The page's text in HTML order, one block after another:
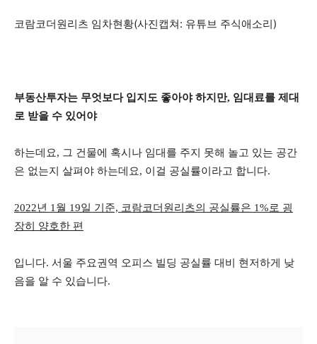
코람코더원리츠 임차현황(사진캡쳐: 유튜브 주식애소리)
부동산투자는 무엇보다 입지도 좋아야 하지만, 임대료를 제대
로 받을 수 있어야
하는데요, 그 건물에 혹시나 임대를 주지 못해 놀고 있는 공간
은 없는지 살펴야 하는데요, 이걸 공실률이라고 합니다.
2022년 1월 19일 기준, 코람코더원리츠의 공실률은 1%로 굉
장히 양호한 편
입니다. 서울 주요권역 오피스 빌딩 공실률 대비 현저하게 낮
음을 알 수 있습니다.